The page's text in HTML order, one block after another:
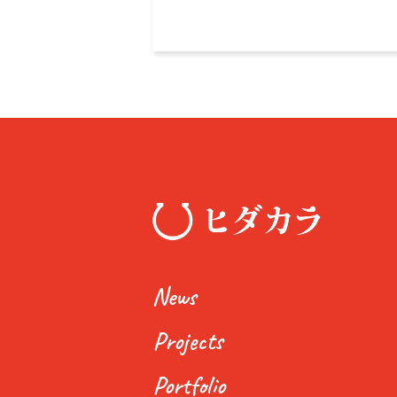
News
Projects
Portfolio